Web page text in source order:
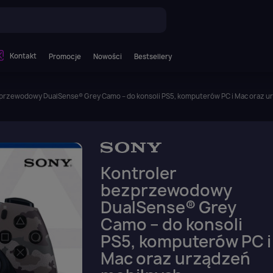
Kontakt Promocje Nowości Bestsellery
DualSense® Grey Camo – do konsoli PS5, komputerów PC i Mac oraz
Kontroler
bezprzewodowy
DualSense® Grey
Camo – do konsoli
PS5, komputerów PC i
Mac oraz urządzeń